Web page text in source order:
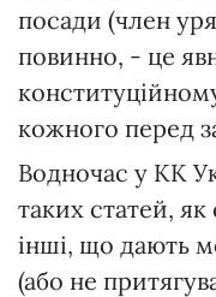
посади (член
повинно, - це
кожного перед
Водночас у КК
таких статей, як
інші, що дають
(або не